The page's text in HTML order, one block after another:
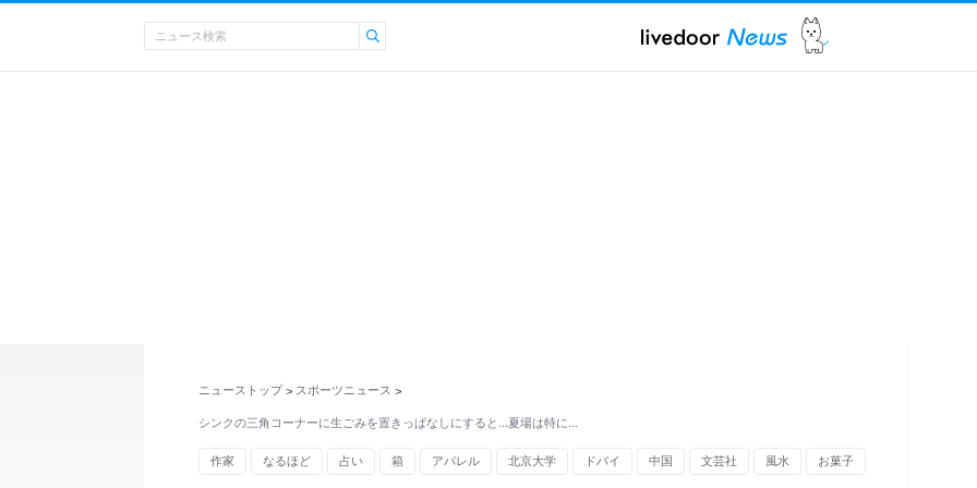
ニューストップ > スポーツニュース >
シンクの三角コーナーに生ごみを置きっぱなしにすると...夏場は特に…
作家 なるほど 占い 箱 アパレル 北京大学 ドバイ 中国 文芸社 風水 お菓子